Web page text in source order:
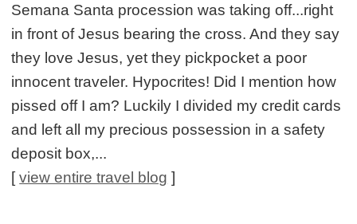
Semana Santa procession was taking off...right
in front of Jesus bearing the cross. And they say
they love Jesus, yet they pickpocket a poor
innocent traveler. Hypocrites! Did I mention how
pissed off I am? Luckily I divided my credit cards
and left all my precious possession in a safety
deposit box,...
[view entire travel blog ]